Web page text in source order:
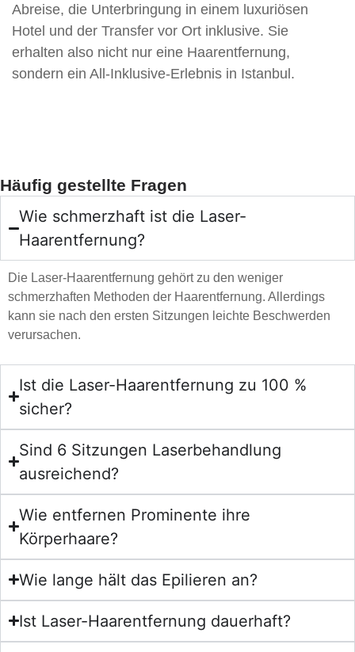
Abreise, die Unterbringung in einem luxuriösen
Hotel und der Transfer vor Ort inklusive. Sie
erhalten also nicht nur eine Haarentfernung,
sondern ein All-Inklusive-Erlebnis in Istanbul.
Häufig gestellte Fragen
Wie schmerzhaft ist die Laser-
Haarentfernung?
Die Laser-Haarentfernung gehört zu den weniger
schmerzhaften Methoden der Haarentfernung. Allerdings
kann sie nach den ersten Sitzungen leichte Beschwerden
verursachen.
Ist die Laser-Haarentfernung zu 100 %
sicher?
Sind 6 Sitzungen Laserbehandlung
ausreichend?
Wie entfernen Prominente ihre
Körperhaare?
Wie lange hält das Epilieren an?
Ist Laser-Haarentfernung dauerhaft?